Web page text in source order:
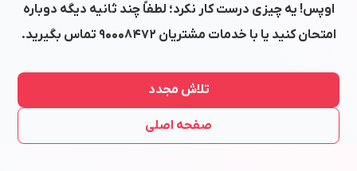
اوپس! یه چیزی درست کار نکرد؛ لطفاً چند ثانیه دیگه دوباره
امتحان کنید یا با خدمات مشتریان ۹۰۰۰۸۴۷۲ تماس بگیرید.
تلاش مجدد
صفحه اصلی